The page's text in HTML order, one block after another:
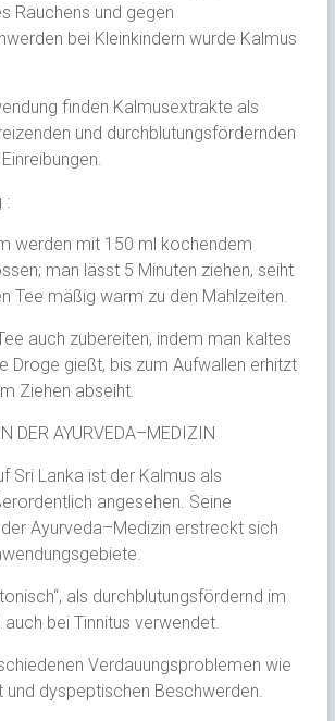
Rauchens und gegen
bei Kleinkindern wurde Kalmus
finden Kalmusextrakte als
und durchblutungsfördernden
:
werden mit 150 ml kochendem
man lässt 5 Minuten ziehen, seiht
Tee mäßig warm zu den Mahlzeiten.
auch zubereiten, indem man kaltes
Droge gießt, bis zum Aufwallen erhitzt
Ziehen abseiht.
DER AYURVEDA–MEDIZIN
Sri Lanka ist der Kalmus als
angesehen. Seine
Ayurveda–Medizin erstreckt sich
als durchblutungsfördernd im
auch bei Tinnitus verwendet.
Verdauungsproblemen wie
dyspeptischen Beschwerden.